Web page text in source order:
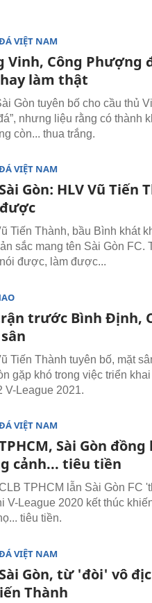
VIỆT NAM
Vinh, Công Phượng
làm thật
Gòn tuyên bố cho cầu thủ
nhưng liệu rằng có thành
còn... thua trắng.
VIỆT NAM
Gòn: HLV Vũ
Tiến Thành, bầu Bình khát
sắc mang tên Sài Gòn
được, làm được...
trước Bình Định,
Tiến Thành tuyên bố, mặt
gặp khó trong việc triển
V-League 2021.
VIỆT NAM
Sài Gòn
cảnh... tiêu tiền
TPHCM lẫn Sài Gòn FC
V-League 2020 kết thúc
tiêu tiền.
VIỆT NAM
Sài Gòn, từ 'đòi' vô
Thành